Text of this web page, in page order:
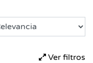
Ver filtros